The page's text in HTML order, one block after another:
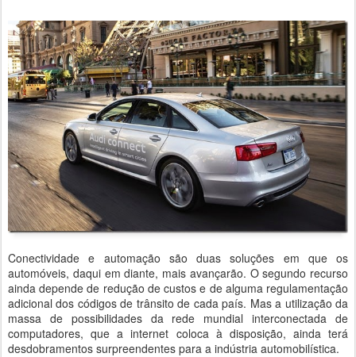
Conectividade e automação são duas soluções em que os
automóveis, daqui em diante, mais avançarão. O segundo recurso
ainda depende de redução de custos e de alguma regulamentação
adicional dos códigos de trânsito de cada país. Mas a utilização da
massa de possibilidades da rede mundial interconectada de
computadores, que a internet coloca à disposição, ainda terá
desdobramentos surpreendentes para a indústria automobilística.